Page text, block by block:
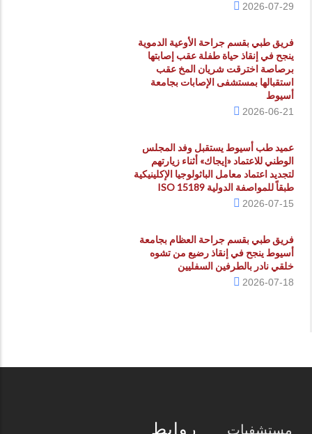
2026-07-29
فريق طبي بقسم جراحة الأوعية الدموية
ينجح في إنقاذ حياة طفلة عقب إصابتها
برصاصة اخترقت شريان المخ عقب
استقبالها بمستشفى الإصابات بجامعة
أسيوط
2026-06-21
عميد طب أسيوط يستقبل وفد المجلس
الوطني للاعتماد «إيجاك» أثناء زيارتهم
لتجديد اعتماد معامل الباثولوجيا الإكلينيكية
طبقاً للمواصفة الدولية ISO 15189
2026-07-15
فريق طبي بقسم جراحة العظام بجامعة
أسيوط ينجح في إنقاذ رضيع من تشوه
خلقي نادر بالطرفين السفليين
2026-07-18
مستشفيات
روابط